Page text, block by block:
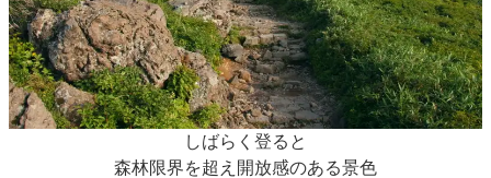
しばらく登ると
森林限界を超え開放感のある景色